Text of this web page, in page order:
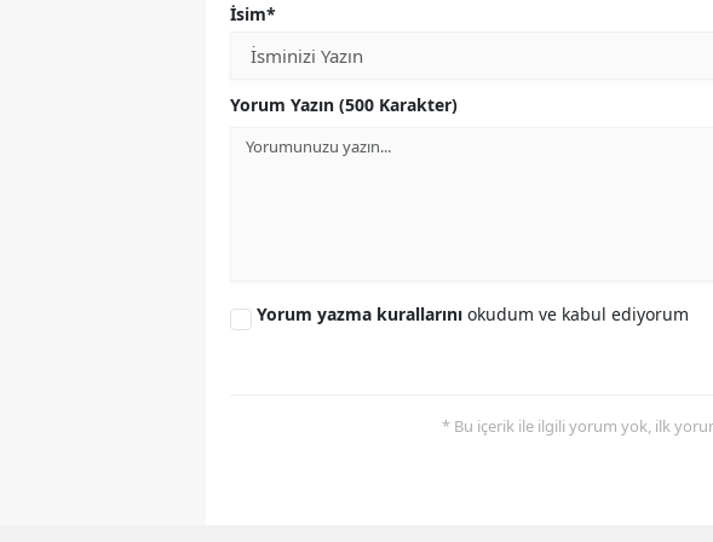
İsim*
Yorum Yazın (500 Karakter)
Yorum yazma kurallarını okudum ve kabul ediyorum
* Bu içerik ile ilgili yorum yok, ilk